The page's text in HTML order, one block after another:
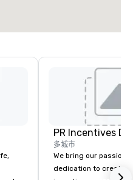
PR Incentives
多城市
We bring our passion,
dedication to create